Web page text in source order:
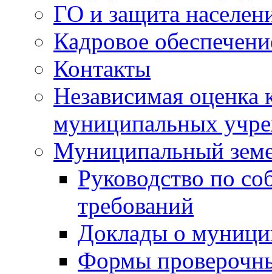
ГО и защита
Кадровое
Контакты
Независимая оценка
муниципальных
Муниципальный
Руководство по
требований
Доклады о
Формы